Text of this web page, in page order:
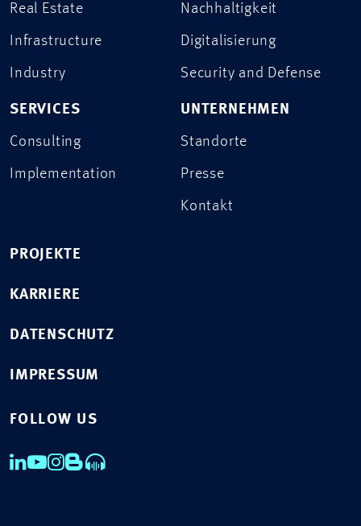
Real Estate
Infrastructure
Industry
SERVICES
Consulting
Implementation
Nachhaltigkeit
Digitalisierung
Security and Defense
UNTERNEHMEN
Standorte
Presse
Kontakt
PROJEKTE
KARRIERE
DATENSCHUTZ
IMPRESSUM
FOLLOW US